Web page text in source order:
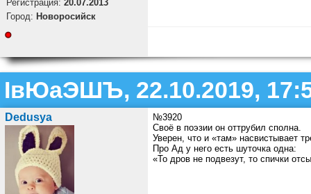
Регистрация: 20.07.2013
Город: Новоросийск
ІвЮаЭШЪ, 22.10.2019,
Dedusya
№3920
Своё в поэзии он оттрубил сполна.
Уверен, что и «там» насвистывает
Про Ад у него есть шуточка одна:
«То дров не подвезут, то спички